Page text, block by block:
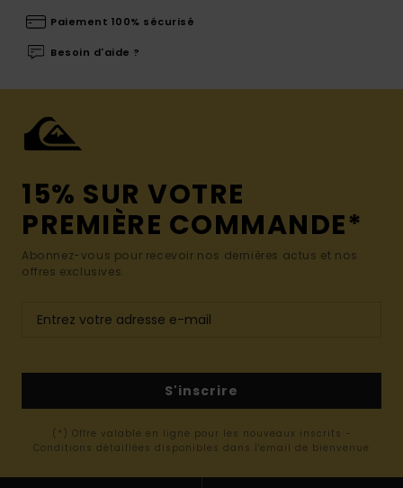
Paiement 100% sécurisé
Besoin d'aide ?
15% SUR VOTRE
PREMIÈRE COMMANDE*
Abonnez-vous pour recevoir nos dernières actus et nos
offres exclusives.
S'inscrire
(*) Offre valable en ligne pour les nouveaux inscrits -
Conditions détaillées disponibles dans l'email de bienvenue